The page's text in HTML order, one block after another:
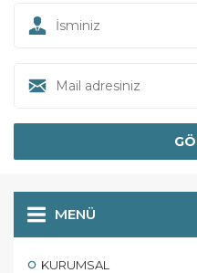
MENÜ
KURUMSAL